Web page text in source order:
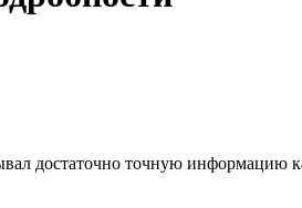
достаточно точную информацию